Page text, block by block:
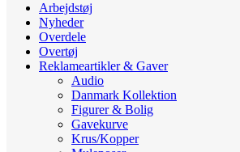
Arbejdstøj
Nyheder
Overdele
Overtøj
Reklameartikler & Gaver
Audio
Danmark Kollektion
Figurer & Bolig
Gavekurve
Krus/Kopper